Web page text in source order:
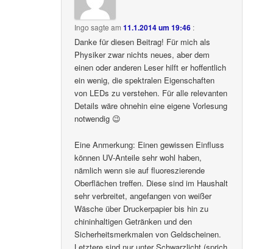
Ingo sagte am11.1.2014 um 19:46 :
Danke für diesen Beitrag! Für mich als
Physiker zwar nichts neues, aber dem
einen oder anderen Leser hilft er hoffentlich
ein wenig, die spektralen Eigenschaften
von LEDs zu verstehen. Für alle relevanten
Details wäre ohnehin eine eigene Vorlesung
notwendig 😉
Eine Anmerkung: Einen gewissen Einfluss
können UV-Anteile sehr wohl haben,
nämlich wenn sie auf fluoreszierende
Oberflächen treffen. Diese sind im Haushalt
sehr verbreitet, angefangen von weißer
Wäsche über Druckerpapier bis hin zu
chininhaltigen Getränken und den
Sicherheitsmerkmalen von Geldscheinen.
Letztere sind nur unter Schwarzlicht (sprich